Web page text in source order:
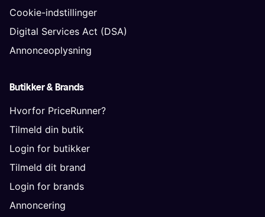
Cookie-indstillinger
Digital Services Act (DSA)
Annonceoplysning
Butikker & Brands
Hvorfor PriceRunner?
Tilmeld din butik
Login for butikker
Tilmeld dit brand
Login for brands
Annoncering